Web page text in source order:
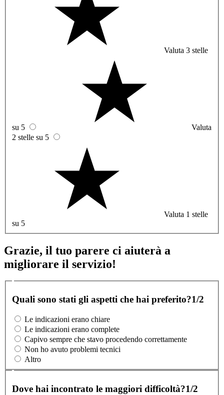
Valuta 3 stelle
su 5
Valuta
2 stelle su 5
Valuta 1 stelle
su 5
Grazie, il tuo parere ci aiuterà a
migliorare il servizio!
Quali sono stati gli aspetti che hai preferito?1/2
Le indicazioni erano chiare
Le indicazioni erano complete
Capivo sempre che stavo procedendo correttamente
Non ho avuto problemi tecnici
Altro
Dove hai incontrato le maggiori difficoltà?1/2